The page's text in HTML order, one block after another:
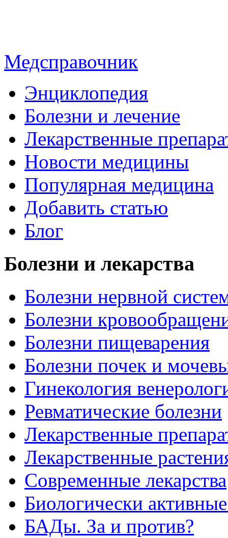
Медсправочник
Энциклопедия
Болезни и лечение
Лекарственные
Новости медицины
Популярная медицина
Добавить статью
Блог
Болезни и лекарства
Болезни нервной
Болезни
Болезни пищеварения
Болезни почек и
Гинекология
Ревматические болезни
Лекарственные
Лекарственные
Современные лекарства
Биологически
БАДы. За и против?